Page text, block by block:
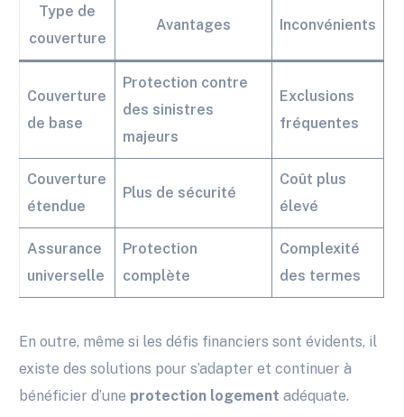
Type de
couverture
Avantages Inconvénients
Couverture
de base
Protection contre
des sinistres
majeurs
Exclusions
fréquentes
Couverture
étendue
Plus de sécurité
Coût plus
élevé
Assurance
universelle
Protection
complète
Complexité
des termes
En outre, même si les défis financiers sont évidents, il
existe des solutions pour s’adapter et continuer à
bénéficier d’une protection logement adéquate.